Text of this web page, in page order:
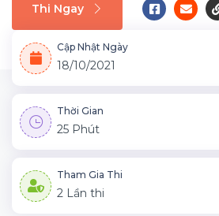
Thi Ngay
Cập Nhật Ngày
18/10/2021
Thời Gian
25 Phút
Tham Gia Thi
2 Lần thi